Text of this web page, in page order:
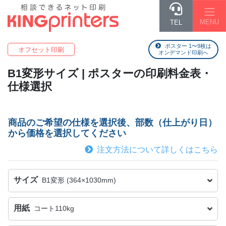
TEL MENU
オフセット印刷
B1変形サイズ | ポスターの印刷料金表・
仕様選択
ポスター 1〜9枚は
オンデマンド印刷へ
商品のご希望の仕様を選択後、部数（仕上がり日）
から価格を選択してください
注文方法について詳しくはこちら
サイズ B1変形 (364×1030mm)
用紙 コート110kg